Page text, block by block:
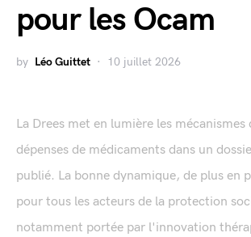
pour les Ocam
by Léo Guittet 10 juillet 2026
La Drees met en lumière les mécanismes
dépenses de médicaments dans un
publié. La bonne dynamique, de plus en
pour tous les acteurs de la protection
notamment portée par l'innovation